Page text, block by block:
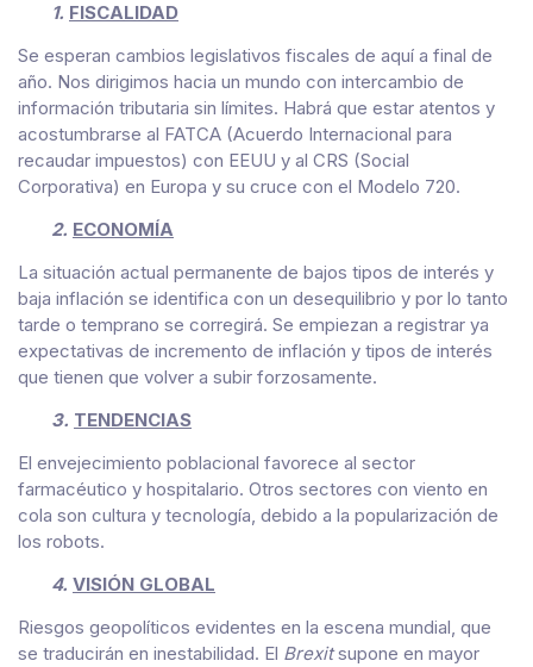
1. FISCALIDAD
Se esperan cambios legislativos fiscales de aquí a final de
año. Nos dirigimos hacia un mundo con intercambio de
información tributaria sin límites. Habrá que estar atentos y
acostumbrarse al FATCA (Acuerdo Internacional para
recaudar impuestos) con EEUU y al CRS (Social
Corporativa) en Europa y su cruce con el Modelo 720.
2. ECONOMÍA
La situación actual permanente de bajos tipos de interés y
baja inflación se identifica con un desequilibrio y por lo tanto
tarde o temprano se corregirá. Se empiezan a registrar ya
expectativas de incremento de inflación y tipos de interés
que tienen que volver a subir forzosamente.
3. TENDENCIAS
El envejecimiento poblacional favorece al sector
farmacéutico y hospitalario. Otros sectores con viento en
cola son cultura y tecnología, debido a la popularización de
los robots.
4. VISIÓN GLOBAL
Riesgos geopolíticos evidentes en la escena mundial, que
se traducirán en inestabilidad. El Brexitsupone en mayor